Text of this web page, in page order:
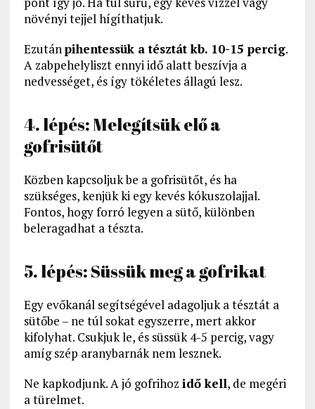
növényi tejjel hígíthatjuk.
Ezutánpihentessük a tésztát kb. 10-15 percig.
A zabpehelyliszt ennyi idő alatt beszívja a
nedvességet, és így tökéletes állagú lesz.
4. lépés: Melegítsük elő a
gofrisütőt
Közben kapcsoljuk be a gofrisütőt, és ha
szükséges, kenjük ki egy kevés kókuszolajjal.
Fontos, hogy forró legyen a sütő, különben
beleragadhat a tészta.
5. lépés: Süssük meg a gofrikat
Egy evőkanál segítségével adagoljuk a tésztát a
sütőbe – ne túl sokat egyszerre, mert akkor
kifolyhat. Csukjuk le, és süssük 4-5 percig, vagy
amíg szép aranybarnák nem lesznek.
Ne kapkodjunk. A jó gofrihoz idő kell, de megéri
a türelmet.